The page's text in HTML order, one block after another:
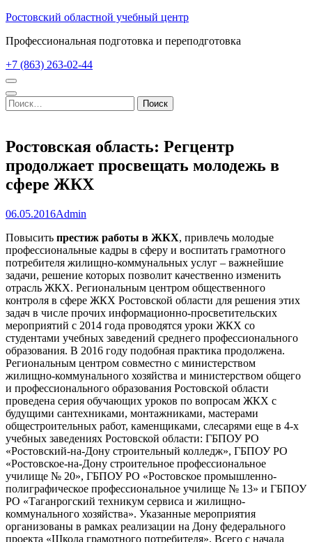
Перейти
содержимому
Enter)
Ростовский областной учебный центр
Профессиональная подготовка и переподготовка
+7 (863) 263-02-44
Найти:
Ростовская область: Регцентр
продолжает просвещать молодежь в
сфере ЖКХ
06.05.2016Admin
Повысить престиж работы в ЖКХ, привлечь молодые
профессиональные кадры в сферу и воспитать грамотного
потребителя жилищно-коммунальных услуг – важнейшие
задачи, решение которых позволит качественно изменить
отрасль ЖКХ. Региональным центром общественного
контроля в сфере ЖКХ Ростовской области для решения этих
задач в числе прочих информационно-просветительских
мероприятий с 2014 года проводятся уроки ЖКХ со
студентами учебных заведений среднего профессионального
образования. В 2016 году подобная практика продолжена.
Региональным центром совместно с министерством
жилищно-коммунального хозяйства и министерством общего
и профессионального образования Ростовской области
проведена серия обучающих уроков по вопросам ЖКХ с
будущими сантехниками, монтажниками, мастерами
общестроительных работ, каменщиками, слесарями еще в 4-х
учебных заведениях Ростовской области: ГБПОУ РО
«Ростовский-на-Дону строительный колледж», ГБПОУ РО
«Ростовское-на-Дону строительное профессиональное
училище № 20», ГБПОУ РО «Ростовское промышленно-
полиграфическое профессиональное училище № 13» и ГБПОУ
РО «Таганрогский техникум сервиса и жилищно-
коммунального хозяйства». Указанные мероприятия
организованы в рамках реализации на Дону федерального
проекта «Школа грамотного потребителя». Всего с начала